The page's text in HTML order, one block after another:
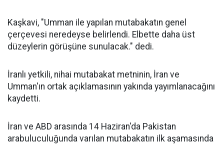
Kaşkavi, "Umman ile yapılan mutabakatın genel
çerçevesi neredeyse belirlendi. Elbette daha üst
düzeylerin görüşüne sunulacak." dedi.
İranlı yetkili, nihai mutabakat metninin, İran ve
Umman'ın ortak açıklamasının yakında yayımlanacağını
kaydetti.
İran ve ABD arasında 14 Haziran'da Pakistan
arabuluculuğunda varılan mutabakatın ilk aşamasında